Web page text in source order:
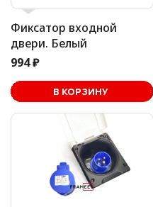
Фиксатор входной
двери. Белый
994 ₽
В КОРЗИНУ
В корзине